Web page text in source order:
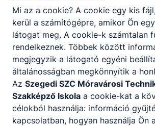
Mi az a cookie? A cookie egy kis
kerül a számítógépre, amikor Ön
látogat meg. A cookie-k számtalan
rendelkeznek. Többek között
megjegyzik a látogató egyéni
általánosságban megkönnyítik a
Az Szegedi SZC Móravárosi
Szakképző Iskola a cookie-kat a
célokból használja: információ
kapcsolatban, hogyan használja Ön